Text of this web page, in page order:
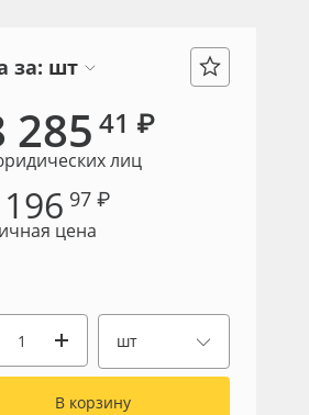
за: шт
285 41 ₽
лиц
97 ₽
цена
шт
В корзину